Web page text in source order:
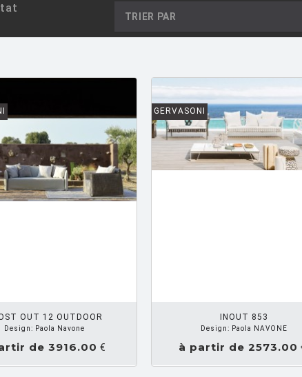
TRIER PAR
OUT 12 OUTDOOR
Design: Paola Navone
de 3916.00 €
GERVASONI
INOUT 853
Design: Paola NAVONE
à partir de 2573.00